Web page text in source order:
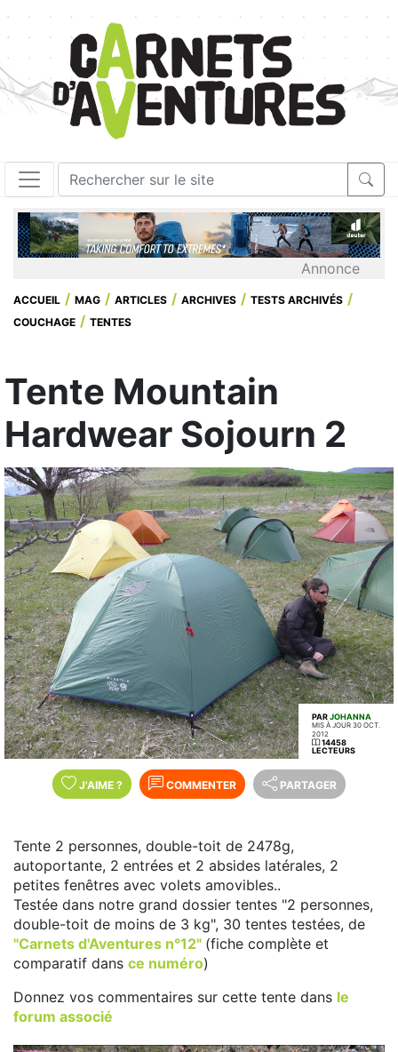
Annonce
ACCUEIL MAG ARTICLES ARCHIVES
TESTS ARCHIVÉS
COUCHAGE
TENTES
Tente Mountain
Hardwear Sojourn 2
PARJOHANNA
MIS À JOUR 30 OCT.
2012
14458
LECTEURS
J'AIME ? COMMENTER PARTAGER
Tente 2 personnes, double-toit de 2478g,
autoportante, 2 entrées et 2 absides latérales, 2
petites fenêtres avec volets amovibles..
Testée dans notre grand dossier tentes "2 personnes,
double-toit de moins de 3 kg", 30 tentes testées, de
"Carnets d'Aventures n°12" (fiche complète et
comparatif dans ce numéro)
Donnez vos commentaires sur cette tente dans le
forum associé